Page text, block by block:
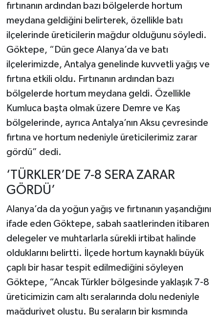
fırtınanın ardından bazı bölgelerde hortum
meydana geldiğini belirterek, özellikle batı
ilçelerinde üreticilerin mağdur olduğunu söyledi.
Göktepe, “Dün gece Alanya’da ve batı
ilçelerimizde, Antalya genelinde kuvvetli yağış ve
fırtına etkili oldu. Fırtınanın ardından bazı
bölgelerde hortum meydana geldi. Özellikle
Kumluca başta olmak üzere Demre ve Kaş
bölgelerinde, ayrıca Antalya’nın Aksu çevresinde
fırtına ve hortum nedeniyle üreticilerimiz zarar
gördü” dedi.
‘TÜRKLER’DE 7-8 SERA ZARAR
GÖRDÜ’
Alanya’da da yoğun yağış ve fırtınanın yaşandığını
ifade eden Göktepe, sabah saatlerinden itibaren
delegeler ve muhtarlarla sürekli irtibat halinde
olduklarını belirtti. İlçede hortum kaynaklı büyük
çaplı bir hasar tespit edilmediğini söyleyen
Göktepe, “Ancak Türkler bölgesinde yaklaşık 7-8
üreticimizin cam altı seralarında dolu nedeniyle
mağduriyet oluştu. Bu seraların bir kısmında